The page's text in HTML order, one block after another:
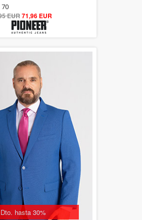
out of 5
EUR71,96 EUR
Dto. hasta 30%